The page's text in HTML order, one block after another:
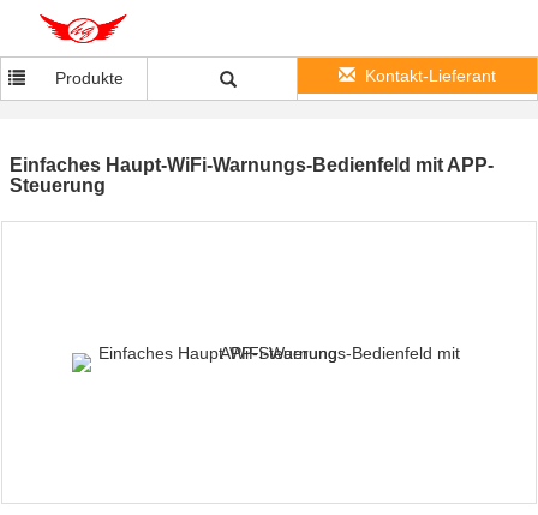
Produkte Kontakt-Lieferant
Einfaches Haupt-WiFi-Warnungs-Bedienfeld mit APP-
Steuerung